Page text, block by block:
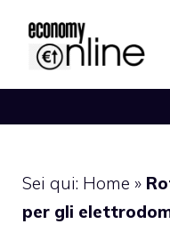
contenuto
Sei qui: Home »
per gli